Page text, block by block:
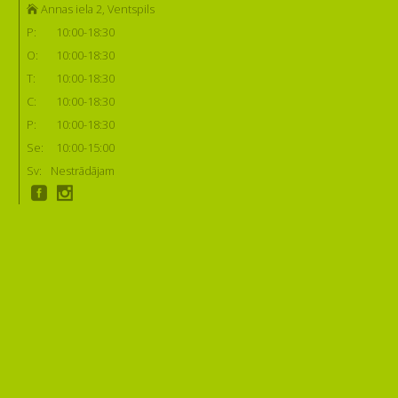
Annas iela 2, Ventspils
P:
10:00-18:30
O:
10:00-18:30
T:
10:00-18:30
C:
10:00-18:30
P:
10:00-18:30
Se:
10:00-15:00
Sv:
Nestrādājam